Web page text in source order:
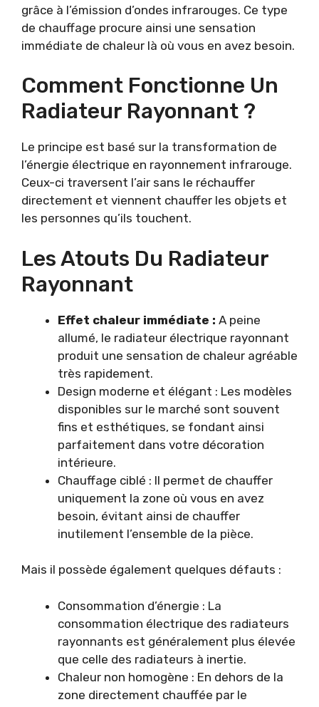
grâce à l’émission d’ondes infrarouges. Ce type
de chauffage procure ainsi une sensation
immédiate de chaleur là où vous en avez besoin.
Comment Fonctionne Un
Radiateur Rayonnant ?
Le principe est basé sur la transformation de
l’énergie électrique en rayonnement infrarouge.
Ceux-ci traversent l’air sans le réchauffer
directement et viennent chauffer les objets et
les personnes qu’ils touchent.
Les Atouts Du Radiateur
Rayonnant
Effet chaleur immédiate : A peine
allumé, le radiateur électrique rayonnant
produit une sensation de chaleur agréable
très rapidement.
Design moderne et élégant : Les modèles
disponibles sur le marché sont souvent
fins et esthétiques, se fondant ainsi
parfaitement dans votre décoration
intérieure.
Chauffage ciblé : Il permet de chauffer
uniquement la zone où vous en avez
besoin, évitant ainsi de chauffer
inutilement l’ensemble de la pièce.
Mais il possède également quelques défauts :
Consommation d’énergie : La
consommation électrique des radiateurs
rayonnants est généralement plus élevée
que celle des radiateurs à inertie.
Chaleur non homogène : En dehors de la
zone directement chauffée par le